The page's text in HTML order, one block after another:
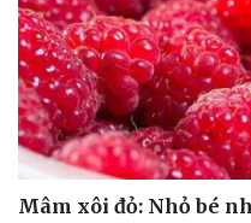
Du lịch
Tư vấn
Săn Tour
check-in
Mâm xôi đỏ: Nhỏ bé